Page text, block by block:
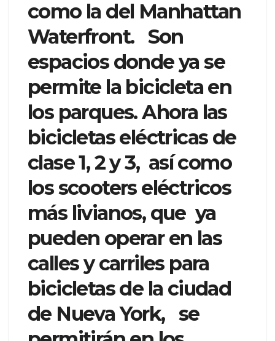
como la del Manhattan
Waterfront. Son
espacios donde ya se
permite la bicicleta en
los parques. Ahora las
bicicletas eléctricas de
clase 1, 2 y 3, así como
los scooters eléctricos
más livianos, que ya
pueden operar en las
calles y carriles para
bicicletas de la ciudad
de Nueva York, se